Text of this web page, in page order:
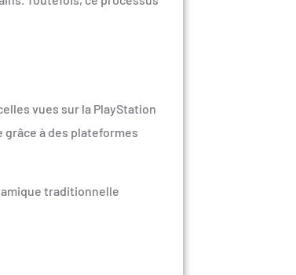
vues sur la PlayStation
grâce à des plateformes
traditionnelle